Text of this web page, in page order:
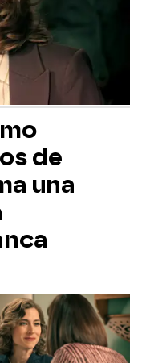
de
una